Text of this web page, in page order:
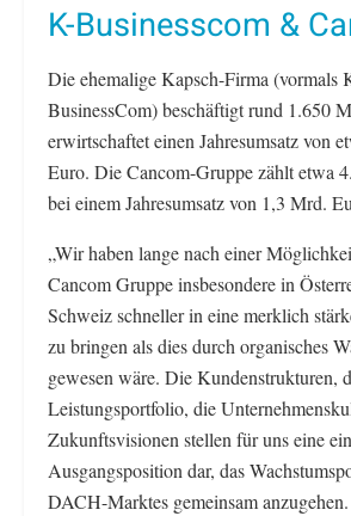
K-Businesscom &
Die ehemalige Kapsch-Firma (vormals
BusinessCom) beschäftigt rund 1.650
erwirtschaftet einen Jahresumsatz von
Euro. Die Cancom-Gruppe zählt etwa
bei einem Jahresumsatz von 1,3 Mrd.
„Wir haben lange nach einer
Cancom Gruppe insbesondere in
Schweiz schneller in eine merklich
zu bringen als dies durch organisches
gewesen wäre. Die Kundenstrukturen,
Leistungsportfolio, die
Zukunftsvisionen stellen für uns eine
Ausgangsposition dar, das
DACH-Marktes gemeinsam